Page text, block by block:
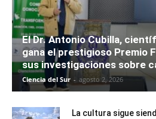
El Dr. Antonio Cubilla,
gana el prestigioso Premio
sus investigaciones sobre
Ciencia del Sur - agosto 2, 2026
La cultura sigue